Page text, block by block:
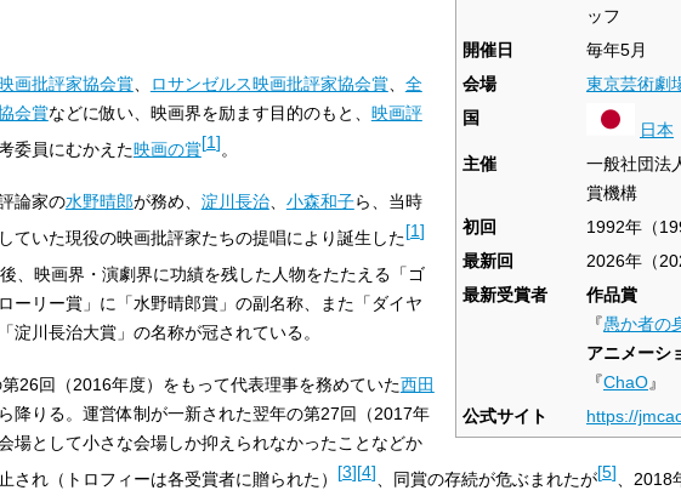
ッフ
開催日
毎年5月
会場
東京芸術劇
国
日本
主催
一般社団法
賞機構
初回
1992年（
最新回
2026年（
最新受賞者
作品賞
『愚か者の
アニメーシ
『ChaO』
公式サイト
https://
画批評家協会賞、 ロサンゼルス映画批評家協会賞、 全
会賞などに倣い、映画界を励ます目的のもと、 映画評
委員にむかえた映画の賞[1]。
論家の水野晴郎が務め、 淀川長治、 小森和子ら、当時
ていた現役の映画批評家たちの提唱により誕生した[1]
、映画界・演劇界に功績を残した人物をたたえる「ゴ
ーリー賞」に「水野晴郎賞」の副名称、また「ダイヤ
淀川長治大賞」の名称が冠されている。
26回（2016年度）をもって代表理事を務めていた西田
降りる。運営体制が一新された翌年の第27回（2017年
場として小さな会場しか抑えられなかったことなどか
され（トロフィーは各受賞者に贈られた） [3][4] 、同賞の存続が危ぶまれたが[5] 、